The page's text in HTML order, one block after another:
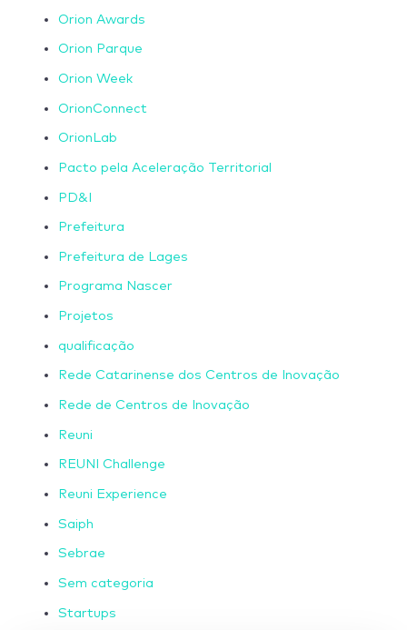
Orion Awards
Orion Parque
Orion Week
OrionConnect
OrionLab
Pacto pela Aceleração Territorial
PD&I
Prefeitura
Prefeitura de Lages
Programa Nascer
Projetos
qualificação
Rede Catarinense dos Centros de Inovação
Rede de Centros de Inovação
Reuni
REUNI Challenge
Reuni Experience
Saiph
Sebrae
Sem categoria
Startups